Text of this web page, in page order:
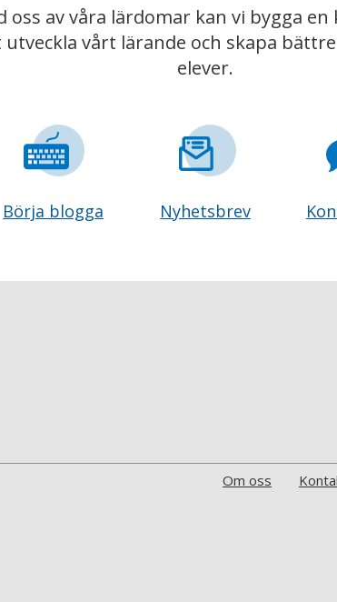
oss av våra lärdomar kan vi bygga
vårt lärande och skapa
elever.
Börja blogga Nyhetsbrev
Om oss